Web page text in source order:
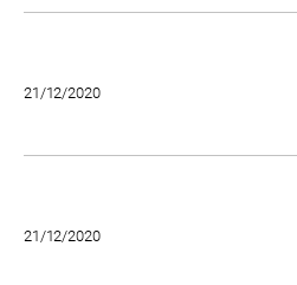
21/12/2020
21/12/2020